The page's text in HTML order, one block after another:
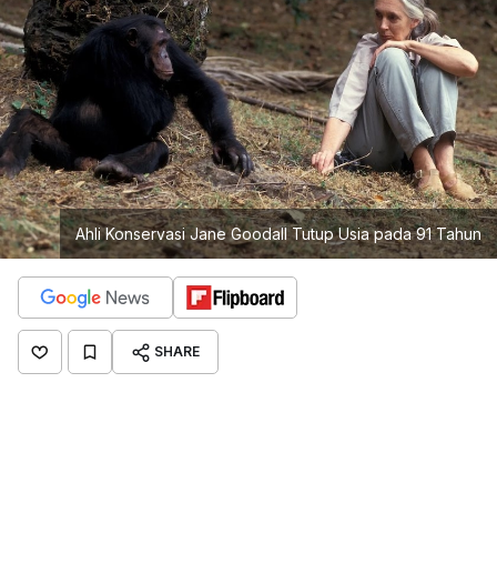
Ahli Konservasi Jane Goodall Tutup Usia pada 91 Tahun
SHARE